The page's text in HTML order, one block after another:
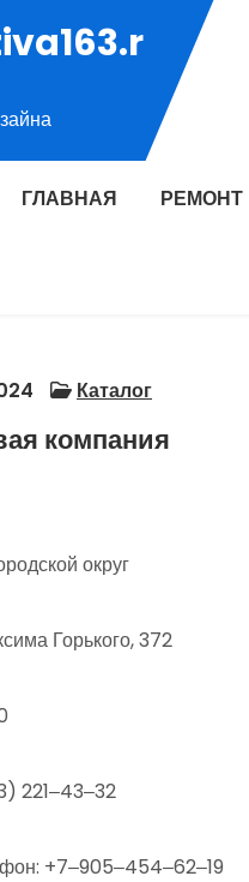
ГЛАВНАЯ РЕМОНТ
Каталог
компания
округ
Горького, 372
221‒43‒32
+7‒905‒454‒62‒19